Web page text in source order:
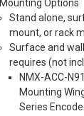
Mounting Options
Stand alone,
mount, or rack
Surface and
requires (not
NMX-ACC-
Mounting
Series